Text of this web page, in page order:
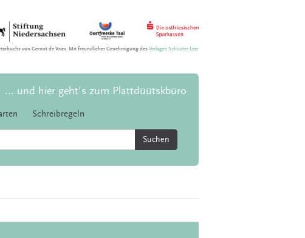
von Gernot de Vries. Mit freundlicher Genehmigung desVerlages Schuster Leer
... und hier geht's zum Plattdüütskbüro
Schreibregeln
Suchen